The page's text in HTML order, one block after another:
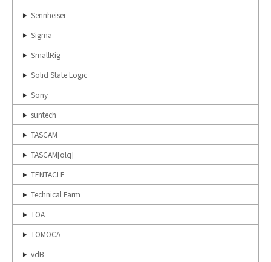
Sennheiser
Sigma
SmallRig
Solid State Logic
Sony
suntech
TASCAM
TASCAM[olq]
TENTACLE
Technical Farm
TOA
TOMOCA
vdB